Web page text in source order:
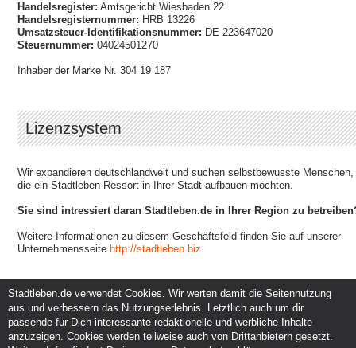
Handelsregister: Amtsgericht Wiesbaden 22
Handelsregisternummer: HRB 13226
Umsatzsteuer-Identifikationsnummer: DE 223647020
Steuernummer: 04024501270
Inhaber der Marke Nr. 304 19 187
Lizenzsystem
Wir expandieren deutschlandweit und suchen selbstbewusste Menschen,
die ein Stadtleben Ressort in Ihrer Stadt aufbauen möchten.
Sie sind intressiert daran Stadtleben.de in Ihrer Region zu
Weitere Informationen zu diesem Geschäftsfeld finden Sie auf unserer
Unternehmensseite http://stadtleben.biz.
Service und Support
Kontakt
Hilfe
Kunden und Partner
Events eintragen
Werbung & Promotion
Stadtleben.de verwendet Cookies. Wir werten damit die Seitennutzung
aus und verbessern das Nutzungserlebnis. Letztlich auch um dir
passende für Dich interessante redaktionelle und werbliche Inhalte
anzuzeigen. Cookies werden teilweise auch von Drittanbietern gesetzt.